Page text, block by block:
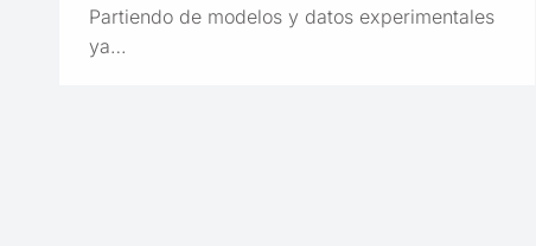
Partiendo de modelos y datos experimentales
ya…